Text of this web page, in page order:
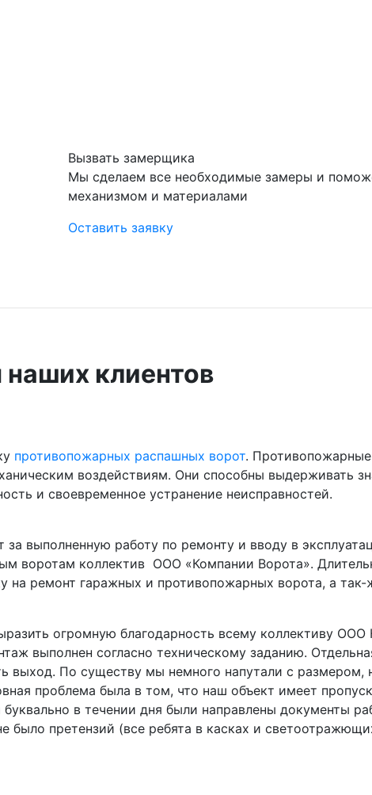
Вызвать замерщика
Мы сделаем все необходимые замеры и
механизмом и материалами
Оставить заявку
клиентов
противопожарных распашных ворот.
воздействиям. Они способны выдерживать
и своевременное устранение неисправностей.
выполненную работу по ремонту и вводу в
воротам коллектив ООО «Компании Ворота».
на ремонт гаражных и противопожарных ворота, а
огромную благодарность всему коллективу ООО
выполнен согласно техническому заданию.
выход. По существу мы немного напутали с размером,
проблема была в том, что наш объект имеет
в течении дня были направлены документы
было претензий (все ребята в касках и